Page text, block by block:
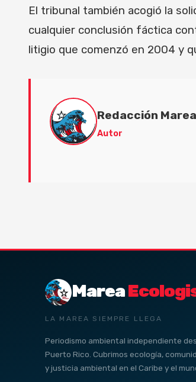
El tribunal también acogió la
cualquier conclusión fáctica
litigio que comenzó en 2004 y
Redacción
Autor
Marea
LA MAREA SIEMPRE LLEGA
Periodismo ambiental independiente
Puerto Rico. Cubrimos ecología,
y justicia ambiental en el Caribe y el